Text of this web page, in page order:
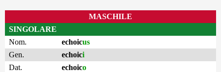
MASCHILE
SINGOLARE
Nom.
echoicus
Gen.
echoici
Dat.
echoico